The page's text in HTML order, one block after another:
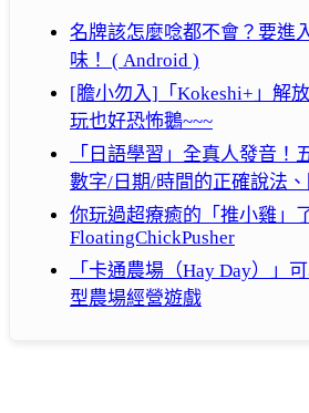
名牌該怎麼唸都不會？要進
味！ ( Android )
[膽小勿入]「Kokeshi+」解
玩也好恐怖鵝~~~
「日語學習」全真人發音！
數字/日期/時間的正確說法
你玩過超療癒的「推小雞」
FloatingChickPusher
「卡通農場（Hay Day）」
型農場經營遊戲